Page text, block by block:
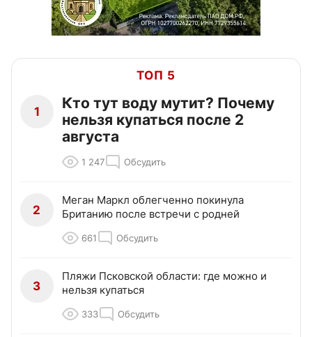
ТОП 5
1
Кто тут воду мутит? Почему
нельзя купаться после 2
августа
1 247 Обсудить
2
Меган Маркл облегченно покинула
Британию после встречи с родней
661 Обсудить
3
Пляжи Псковской области: где можно и
нельзя купаться
333 Обсудить